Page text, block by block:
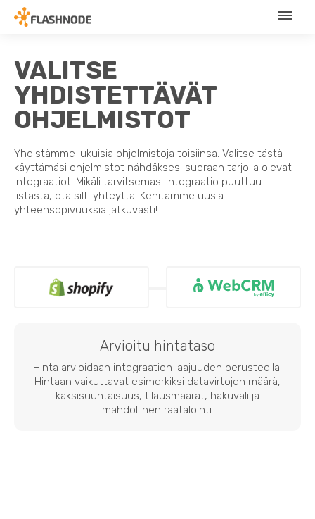
VALITSE
YHDISTETTÄVÄT
OHJELMISTOT
Yhdistämme lukuisia ohjelmistoja toisiinsa. Valitse tästä
käyttämäsi ohjelmistot nähdäksesi suoraan tarjolla olevat
integraatiot. Mikäli tarvitsemasi integraatio puuttuu
listasta, ota silti yhteyttä. Kehitämme uusia
yhteensopivuuksia jatkuvasti!
Arvioitu hintataso
Hinta arvioidaan integraation laajuuden perusteella.
Hintaan vaikuttavat esimerkiksi datavirtojen määrä,
kaksisuuntaisuus, tilausmäärät, hakuväli ja
mahdollinen räätälöinti.